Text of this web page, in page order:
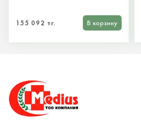
155 092 тг. В корзину